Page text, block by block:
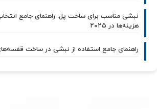
نبشی مناسب برای ساخت پل: راهنمای جامع
هزینه‌ها در ۲۰۲۵
راهنمای جامع استفاده از نبشی در ساخت